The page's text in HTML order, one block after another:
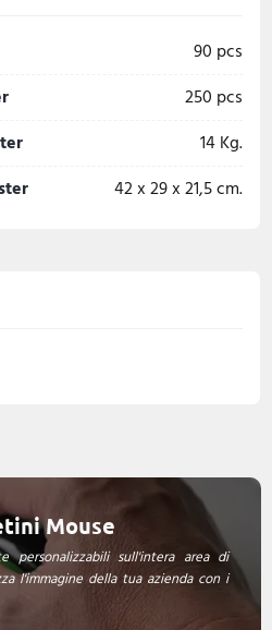
90 pcs
250 pcs
14 Kg.
42 x 29 x 21,5 cm.
Mouse
personalizzabili sull'intera area di
l'immagine della tua azienda con i